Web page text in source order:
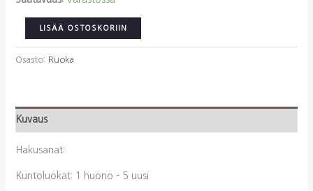
Karjalainen,
Lilja
(toim.):
keittokirja
määrä
LISÄÄ OSTOSKORIIN
Osasto: Ruoka
Kuvaus
Hakusanat:
Kuntoluokat: 1 huono – 5 uusi